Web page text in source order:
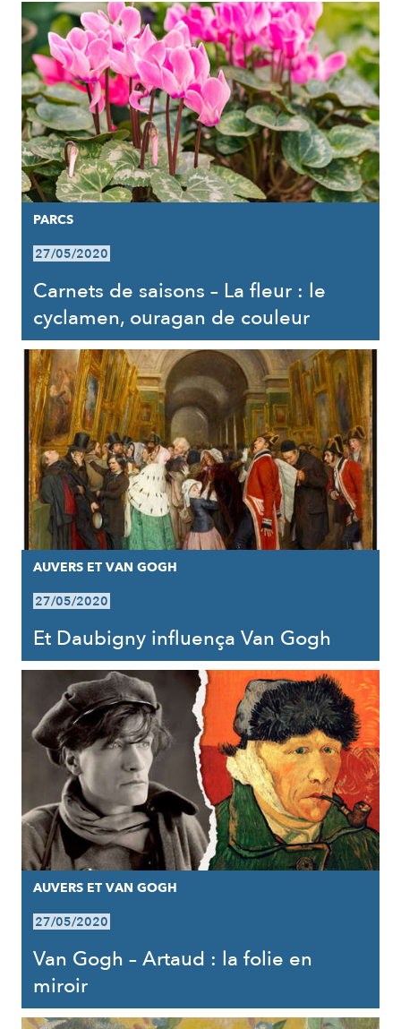
PARCS
27/05/2020
Carnets de saisons – La fleur : le
cyclamen, ouragan de couleur
AUVERS ET VAN GOGH
27/05/2020
Et Daubigny influença Van Gogh
AUVERS ET VAN GOGH
27/05/2020
Van Gogh – Artaud : la folie en
miroir